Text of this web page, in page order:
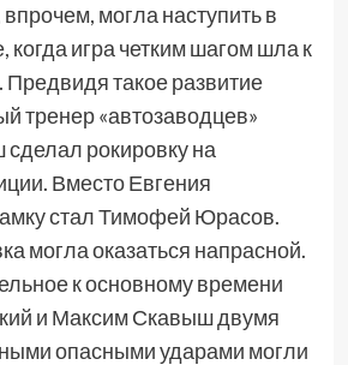
могла наступить в
когда игра четким шагом шла к
Предвидя такое развитие
тренер «автозаводцев»
рокировку на
Вместо Евгения
стал Тимофей Юрасов.
могла оказаться напрасной.
к основному времени
и Максим Скавыш двумя
опасными ударами могли